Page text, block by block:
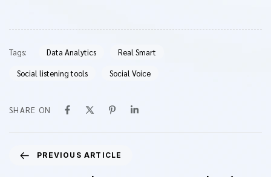
Tags: Data Analytics Real Smart
Social listening tools Social Voice
SHARE ON
PREVIOUS ARTICLE